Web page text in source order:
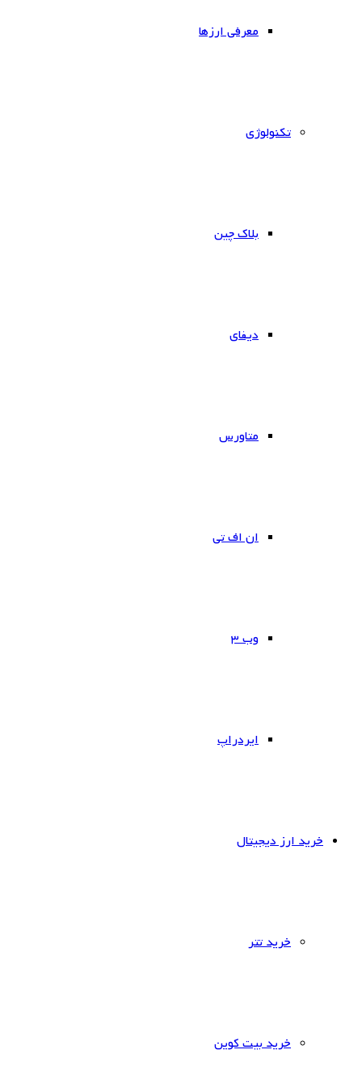
معرفی ارزها
‌تکنولوژی
بلاک چین
دیفای
متاورس
ان اف تی
وب ۳
ایردراپ
خرید ارز دیجیتال
خرید تتر
خرید بیت کوین